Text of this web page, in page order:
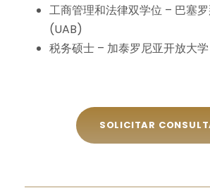
工商管理和法律双学位 – 巴塞
(UAB)
税务硕士 – 加泰罗尼亚开放大
SOLICITAR